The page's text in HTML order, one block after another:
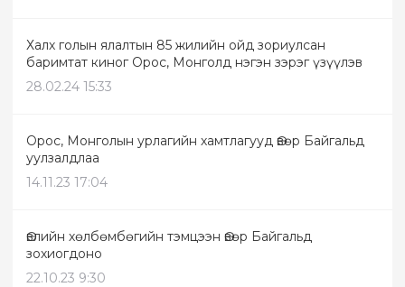
Халх голын ялалтын 85 жилийн ойд зориулсан
баримтат киног Орос, Монголд нэгэн зэрэг үзүүлэв
28.02.24 15:33
Орос, Монголын урлагийн хамтлагууд Өвөр Байгальд
уулзалдлаа
14.11.23 17:04
Өвлийн хөлбөмбөгийн тэмцээн Өвөр Байгальд
зохиогдоно
22.10.23 9:30